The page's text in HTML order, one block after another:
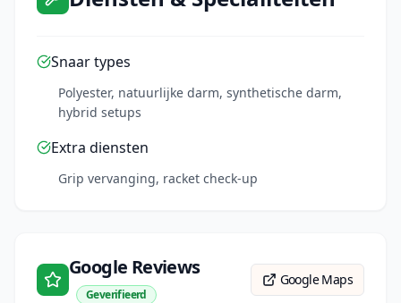
Snaar types
Polyester, natuurlijke darm, synthetische darm,
hybrid setups
Extra diensten
Grip vervanging, racket check-up
Google Reviews
Geverifieerd
Google Maps